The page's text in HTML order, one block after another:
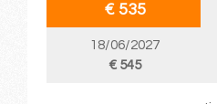
€ 535
18/06/2027
€ 545